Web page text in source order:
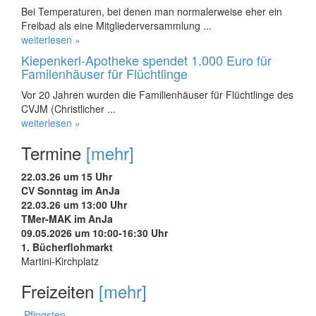
Bei Temperaturen, bei denen man normalerweise eher ein
Freibad als eine Mitgliederversammlung ...
weiterlesen »
Kiepenkerl-Apotheke spendet 1.000 Euro für
Familenhäuser für Flüchtlinge
Vor 20 Jahren wurden die Familienhäuser für Flüchtlinge des
CVJM (Christlicher ...
weiterlesen »
Termine [mehr]
22.03.26 um 15 Uhr
CV Sonntag im AnJa
22.03.26 um 13:00 Uhr
TMer-MAK im AnJa
09.05.2026 um 10:00-16:30 Uhr
1. Bücherflohmarkt
Martini-Kirchplatz
Freizeiten [mehr]